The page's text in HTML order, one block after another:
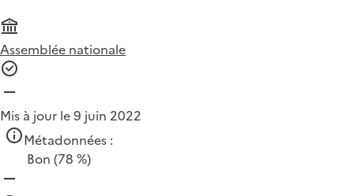
Assemblée nationale
Mis à jour le 9 juin 2022
Métadonnées :
Bon (78 %)